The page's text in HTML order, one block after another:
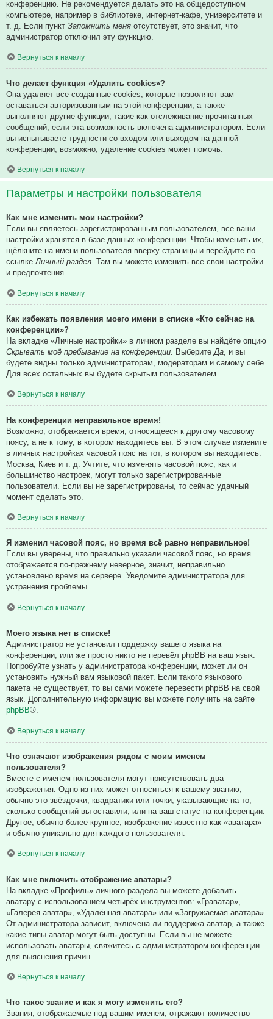
конференцию. Не рекомендуется делать это на общедоступном
компьютере, например в библиотеке, интернет-кафе, университете и
т. д. Если пункт Запомнить меня отсутствует, это значит, что
администратор отключил эту функцию.
Вернуться к началу
Что делает функция «Удалить cookies»?
Она удаляет все созданные cookies, которые позволяют вам
оставаться авторизованным на этой конференции, а также
выполняют другие функции, такие как отслеживание прочитанных
сообщений, если эта возможность включена администратором. Если
вы испытываете трудности со входом или выходом на данной
конференции, возможно, удаление cookies может помочь.
Вернуться к началу
Параметры и настройки пользователя
Как мне изменить мои настройки?
Если вы являетесь зарегистрированным пользователем, все ваши
настройки хранятся в базе данных конференции. Чтобы изменить их,
щёлкните на имени пользователя вверху страницы и перейдите по
ссылке Личный раздел . Там вы можете изменить все свои настройки
и предпочтения.
Вернуться к началу
Как избежать появления моего имени в списке «Кто сейчас на
конференции»?
На вкладке «Личные настройки» в личном разделе вы найдёте опцию
Скрывать моё пребывание на конференции . Выберите Да , и вы
будете видны только администраторам, модераторам и самому себе.
Для всех остальных вы будете скрытым пользователем.
Вернуться к началу
На конференции неправильное время!
Возможно, отображается время, относящееся к другому часовому
поясу, а не к тому, в котором находитесь вы. В этом случае измените
в личных настройках часовой пояс на тот, в котором вы находитесь:
Москва, Киев и т. д. Учтите, что изменять часовой пояс, как и
большинство настроек, могут только зарегистрированные
пользователи. Если вы не зарегистрированы, то сейчас удачный
момент сделать это.
Вернуться к началу
Я изменил часовой пояс, но время всё равно неправильное!
Если вы уверены, что правильно указали часовой пояс, но время
отображается по-прежнему неверное, значит, неправильно
установлено время на сервере. Уведомите администратора для
устранения проблемы.
Вернуться к началу
Моего языка нет в списке!
Администратор не установил поддержку вашего языка на
конференции, или же просто никто не перевёл phpBB на ваш язык.
Попробуйте узнать у администратора конференции, может ли он
установить нужный вам языковой пакет. Если такого языкового
пакета не существует, то вы сами можете перевести phpBB на свой
язык. Дополнительную информацию вы можете получить на сайте
phpBB®.
Вернуться к началу
Что означают изображения рядом с моим именем
пользователя?
Вместе с именем пользователя могут присутствовать два
изображения. Одно из них может относиться к вашему званию,
обычно это звёздочки, квадратики или точки, указывающие на то,
сколько сообщений вы оставили, или на ваш статус на конференции.
Другое, обычно более крупное, изображение известно как «аватара»
и обычно уникально для каждого пользователя.
Вернуться к началу
Как мне включить отображение аватары?
На вкладке «Профиль» личного раздела вы можете добавить
аватару с использованием четырёх инструментов: «Граватар»,
«Галерея аватар», «Удалённая аватара» или «Загружаемая аватара».
От администратора зависит, включена ли поддержка аватар, а также
какие типы аватар могут быть доступны. Если вы не можете
использовать аватары, свяжитесь с администратором конференции
для выяснения причин.
Вернуться к началу
Что такое звание и как я могу изменить его?
Звания, отображаемые под вашим именем, отражают количество